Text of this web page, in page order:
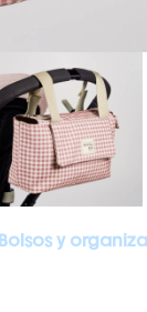
Bolsos y